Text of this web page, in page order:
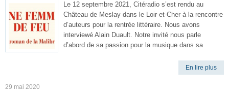
Le 12 septembre 2021, Citéradio s’est rendu au
Château de Meslay dans le Loir-et-Cher à la rencontre
d’auteurs pour la rentrée littéraire. Nous avons
interviewé Alain Duault. Notre invité nous parle
d’abord de sa passion pour la musique dans sa
En lire plus
29 mai 2020